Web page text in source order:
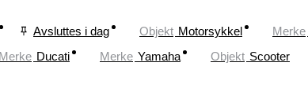
Avsluttes i dag Objekt Motorsykkel Merke
Merke Ducati Merke Yamaha Objekt Scooter